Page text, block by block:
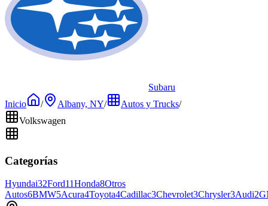
Subaru
Inicio
/ Albany, NY/ Autos y Trucks/
Volkswagen
Categorías
Hyundai32Ford11Honda8Otros
Autos6BMW5Acura4Toyota4Cadillac3Chevrolet3Chrysler3Audi2